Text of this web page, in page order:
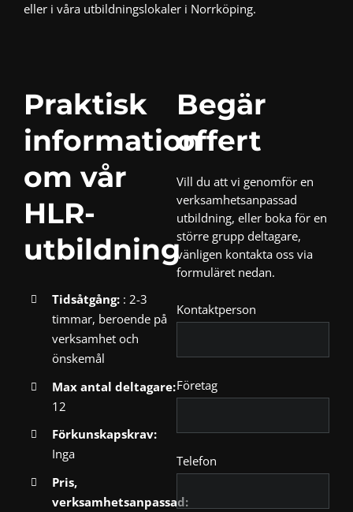
eller i våra utbildningslokaler i Norrköping.
Praktisk
information
om vår
HLR-
utbildning
Tidsåtgång: : 2-3
timmar, beroende på
verksamhet och
önskemål
Max antal deltagare:
12
Förkunskapskrav:
Inga
Pris,
verksamhetsanpassad:
Begär
offert
Vill du att vi genomför en
verksamhetsanpassad
utbildning, eller boka för en
större grupp deltagare,
vänligen kontakta oss via
formuläret nedan.
Kontaktperson
Företag
Telefon